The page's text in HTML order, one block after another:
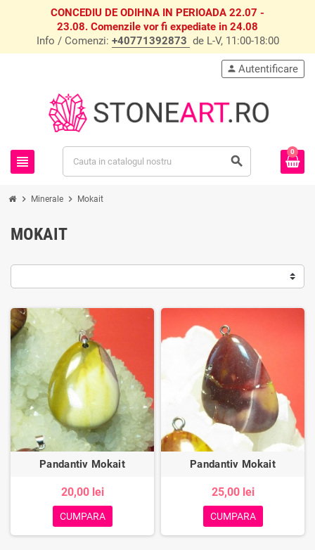
CONCEDIU DE ODIHNA IN PERIOADA 22.07 -
23.08. Comenzile vor fi expediate in 24.08
Info / Comenzi: +40771392873 de L-V, 11:00-18:00
view_headline search
person Autentificare
0
chevron_right Minerale chevron_right Mokait
MOKAIT
Pandantiv Mokait
20,00 lei
CUMPARA
Pandantiv Mokait
25,00 lei
CUMPARA